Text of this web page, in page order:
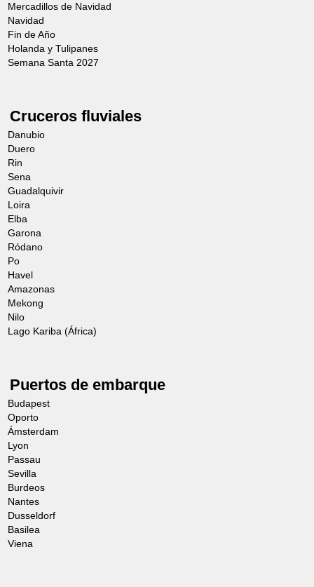
Mercadillos de Navidad
Navidad
Fin de Año
Holanda y Tulipanes
Semana Santa 2027
Cruceros fluviales
Danubio
Duero
Rin
Sena
Guadalquivir
Loira
Elba
Garona
Ródano
Po
Havel
Amazonas
Mekong
Nilo
Lago Kariba (África)
Puertos de embarque
Budapest
Oporto
Ámsterdam
Lyon
Passau
Sevilla
Burdeos
Nantes
Dusseldorf
Basilea
Viena